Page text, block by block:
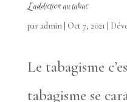
L’addiction au tabac
par admin| Oct 7, 2021
Le tabagisme
tabagisme se